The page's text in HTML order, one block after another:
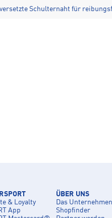
versetzte Schulternaht für
& Loyalty
App
ÜBER UNS
Das Unternehmen
Shopfinder